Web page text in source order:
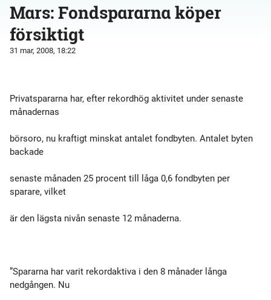
Mars: Fondspararna köper
försiktigt
31 mar, 2008, 18:22
Privatspararna har, efter rekordhög aktivitet under senaste
månadernas
börsoro, nu kraftigt minskat antalet fondbyten. Antalet byten
backade
senaste månaden 25 procent till låga 0,6 fondbyten per
sparare, vilket
är den lägsta nivån senaste 12 månaderna.
”Spararna har varit rekordaktiva i den 8 månader långa
nedgången. Nu